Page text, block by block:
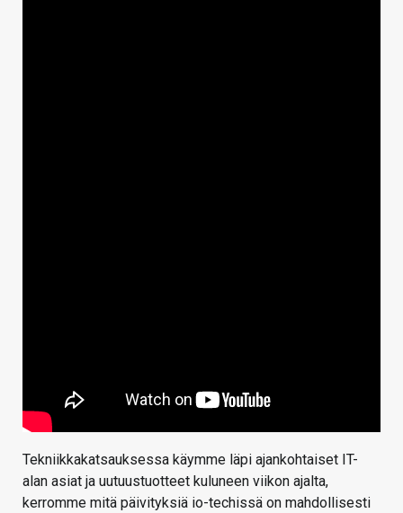
Tekniikkakatsauksessa käymme läpi ajankohtaiset IT-
alan asiat ja uutuustuotteet kuluneen viikon ajalta,
kerromme mitä päivityksiä io-techissä on mahdollisesti